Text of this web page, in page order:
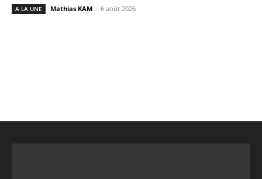
A LA UNE Mathias KAM - 6 août 2026